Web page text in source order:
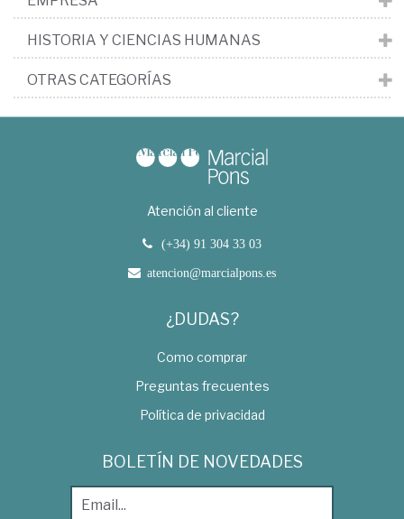
HISTORIA Y CIENCIAS HUMANAS
OTRAS CATEGORÍAS
Atención al cliente
(+34) 91 304 33 03
atencion@marcialpons.es
¿DUDAS?
Como comprar
Preguntas frecuentes
Política de privacidad
BOLETÍN DE NOVEDADES